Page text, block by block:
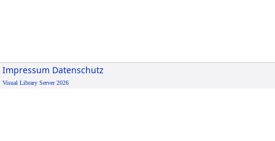
Impressum Datenschutz
Visual Library Server 2026